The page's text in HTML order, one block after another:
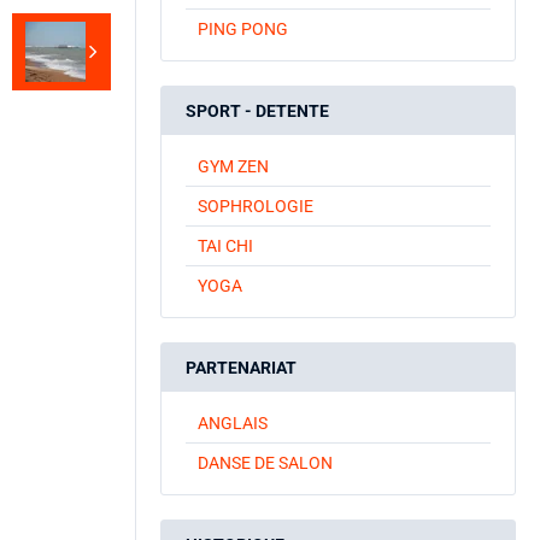
PING PONG
SPORT - DETENTE
GYM ZEN
SOPHROLOGIE
TAI CHI
YOGA
PARTENARIAT
ANGLAIS
DANSE DE SALON